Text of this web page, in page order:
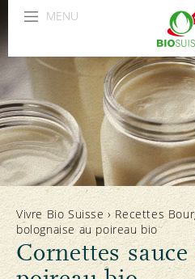
MENU
Vivre Bio Suisse › Recettes
bolognaise au poireau bio
Cornettes